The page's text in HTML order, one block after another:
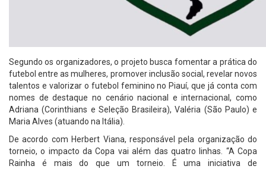
Segundo os organizadores, o projeto busca fomentar a prática do
futebol entre as mulheres, promover inclusão social, revelar novos
talentos e valorizar o futebol feminino no Piauí, que já conta com
nomes de destaque no cenário nacional e internacional, como
Adriana (Corinthians e Seleção Brasileira), Valéria (São Paulo) e
Maria Alves (atuando na Itália).
De acordo com Herbert Viana, responsável pela organização do
torneio, o impacto da Copa vai além das quatro linhas. “A Copa
Rainha é mais do que um torneio. É uma iniciativa de